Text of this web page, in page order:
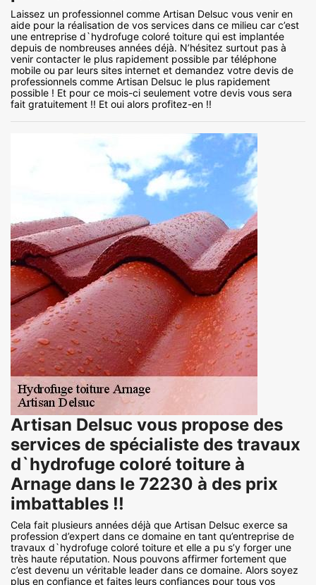
Laissez un professionnel comme Artisan Delsuc vous venir en
aide pour la réalisation de vos services dans ce milieu car c’est
une entreprise d`hydrofuge coloré toiture qui est implantée
depuis de nombreuses années déjà. N’hésitez surtout pas à
venir contacter le plus rapidement possible par téléphone
mobile ou par leurs sites internet et demandez votre devis de
professionnels comme Artisan Delsuc le plus rapidement
possible ! Et pour ce mois-ci seulement votre devis vous sera
fait gratuitement !! Et oui alors profitez-en !!
Artisan Delsuc vous propose des
services de spécialiste des travaux
d`hydrofuge coloré toiture à
Arnage dans le 72230 à des prix
imbattables !!
Cela fait plusieurs années déjà que Artisan Delsuc exerce sa
profession d’expert dans ce domaine en tant qu’entreprise de
travaux d`hydrofuge coloré toiture et elle a pu s’y forger une
très haute réputation. Nous pouvons affirmer fortement que
c’est devenu un véritable leader dans ce domaine. Alors soyez
plus en confiance et faites leurs confiances pour tous vos